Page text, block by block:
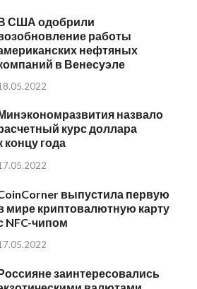
США одобрили
работы
нефтяных
в Венесуэле
назвало
курс доллара
концу года
выпустила первую
мире криптовалютную карту
NFC-чипом
заинтересовались